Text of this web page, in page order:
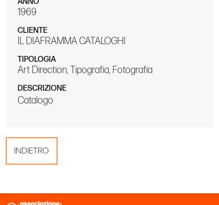
1969
CLIENTE
IL DIAFRAMMA CATALOGHI
TIPOLOGIA
Art Direction, Tipografia, Fotografia
DESCRIZIONE
Catalogo
INDIETRO